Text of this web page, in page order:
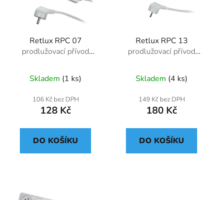
Retlux RPC 07
prodlužovací přívod
Skladem (1 ks)
106 Kč bez DPH
128 Kč
DO KOŠÍKU
Retlux RPC 13
prodlužovací přívod
Skladem (4 ks)
149 Kč bez DPH
180 Kč
DO KOŠÍKU